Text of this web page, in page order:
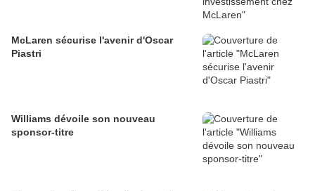
McLaren sécurise l'avenir d'Oscar
Piastri
Williams dévoile son nouveau
sponsor-titre